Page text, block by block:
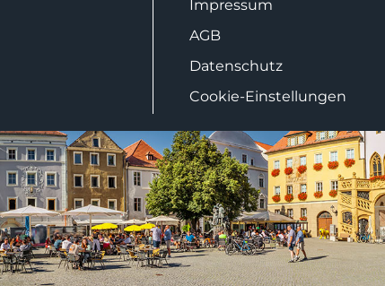
Impressum
AGB
Datenschutz
Cookie-Einstellungen